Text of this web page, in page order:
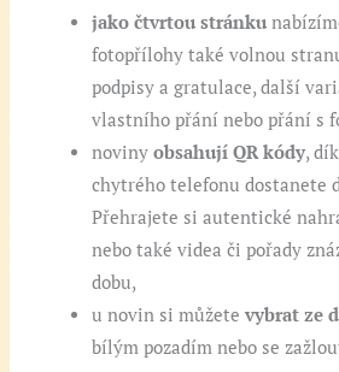
jako čtvrtou stránku
fotopřílohy také volnou
podpisy a gratulace, další
vlastního přání nebo přání s
novinyobsahují QR kódy,
chytrého telefonu dostanete
Přehrajete si autentické
nebo také videa či pořady
dobu,
u novin si můžetevybrat ze
bílým pozadím nebo se